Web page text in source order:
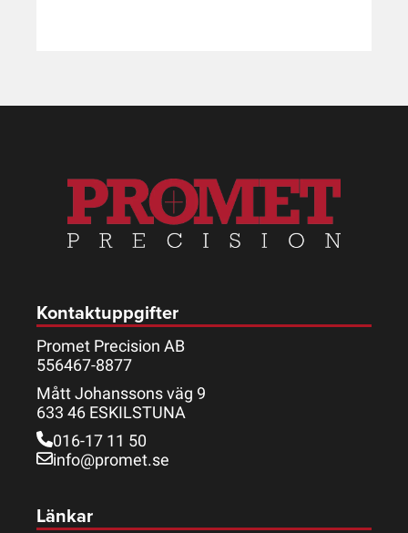
Kontaktuppgifter
Promet Precision AB
556467-8877
Mått Johanssons väg 9
633 46 ESKILSTUNA
016-17 11 50
info@promet.se
Länkar